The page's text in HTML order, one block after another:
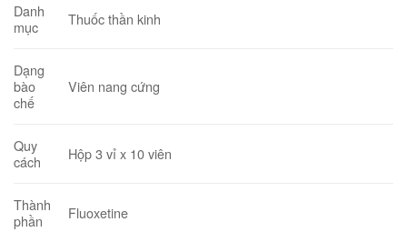
Danh
mục
Thuốc thần kinh
Dạng
bào
chế
Viên nang cứng
Quy
cách
Hộp 3 vỉ x 10 viên
Thành
phần
Fluoxetine